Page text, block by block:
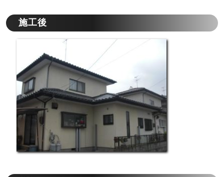
施工後